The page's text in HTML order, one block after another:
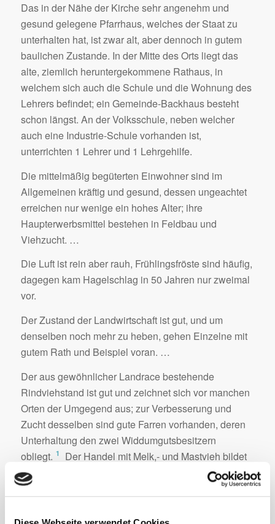
Das in der Nähe der Kirche sehr angenehm und
gesund gelegene Pfarrhaus, welches der Staat zu
unterhalten hat, ist zwar alt, aber dennoch in gutem
baulichen Zustande. In der Mitte des Orts liegt das
alte, ziemlich heruntergekommene Rathaus, in
welchem sich auch die Schule und die Wohnung des
Lehrers befindet; ein Gemeinde-Backhaus besteht
schon längst. An der Volksschule, neben welcher
auch eine Industrie-Schule vorhanden ist,
unterrichten 1 Lehrer und 1 Lehrgehilfe.
Die mittelmäßig begüterten Einwohner sind im
Allgemeinen kräftig und gesund, dessen ungeachtet
erreichen nur wenige ein hohes Alter; ihre
Haupterwerbsmittel bestehen in Feldbau und
Viehzucht. …
Die Luft ist rein aber rauh, Frühlingsfröste sind häufig,
dagegen kam Hagelschlag in 50 Jahren nur zweimal
vor.
Der Zustand der Landwirtschaft ist gut, und um
denselben noch mehr zu heben, gehen Einzelne mit
gutem Rath und Beispiel voran. …
Der aus gewöhnlicher Landrace bestehende
Rindviehstand ist gut und zeichnet sich vor manchen
Orten der Umgegend aus; zur Verbesserung und
Zucht desselben sind gute Farren vorhanden, deren
Unterhaltung den zwei Widdumgutsbesitzern
obliegt. 1
Der Handel mit Melk,- und Mastvieh bildet
einen besondern Erwerbszweig. …
Die ansäßigen Handwerker arbeiten nur für den Ort;